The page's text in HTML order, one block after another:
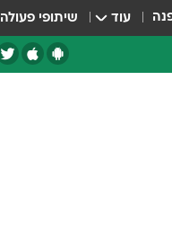
עוד שיתופי פעולה